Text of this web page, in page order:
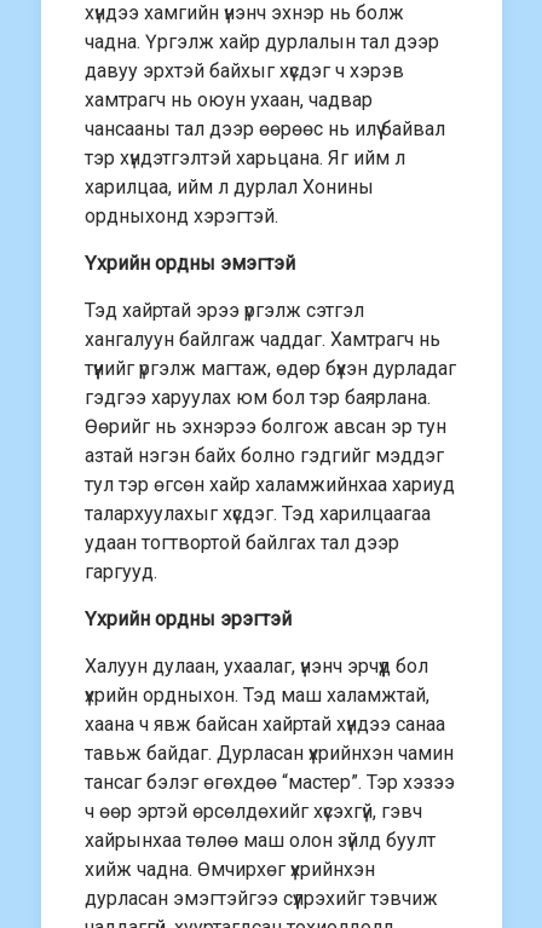
хүндээ хамгийн үнэнч эхнэр нь болж
чадна. Үргэлж хайр дурлалын тал дээр
давуу эрхтэй байхыг хүсдэг ч хэрэв
хамтрагч нь оюун ухаан, чадвар
чансааны тал дээр өөрөөс нь илүү байвал
тэр хүндэтгэлтэй харьцана. Яг ийм л
харилцаа, ийм л дурлал Хонины
ордныхонд хэрэгтэй.
Үхрийн ордны эмэгтэй
Тэд хайртай эрээ үргэлж сэтгэл
хангалуун байлгаж чаддаг. Хамтрагч нь
түүнийг үргэлж магтаж, өдөр бүхэн дурладаг
гэдгээ харуулах юм бол тэр баярлана.
Өөрийг нь эхнэрээ болгож авсан эр тун
азтай нэгэн байх болно гэдгийг мэддэг
тул тэр өгсөн хайр халамжийнхаа хариуд
талархуулахыг хүсдэг. Тэд харилцаагаа
удаан тогтвортой байлгах тал дээр
гаргууд.
Үхрийн ордны эрэгтэй
Халуун дулаан, ухаалаг, үнэнч эрчүүд бол
үхрийн ордныхон. Тэд маш халамжтай,
хаана ч явж байсан хайртай хүндээ санаа
тавьж байдаг. Дурласан үхрийнхэн чамин
тансаг бэлэг өгөхдөө “мастер”. Тэр хэзээ
ч өөр эртэй өрсөлдөхийг хүсэхгүй, гэвч
хайрынхаа төлөө маш олон зүйлд буулт
хийж чадна. Өмчирхөг үхрийнхэн
дурласан эмэгтэйгээ сүүлрэхийг тэвчиж